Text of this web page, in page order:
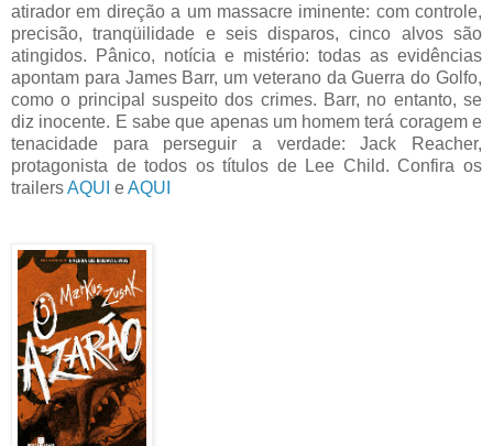
atirador em direção a um massacre iminente: com controle,
precisão, tranqüilidade e seis disparos, cinco alvos são
atingidos. Pânico, notícia e mistério: todas as evidências
apontam para James Barr, um veterano da Guerra do Golfo,
como o principal suspeito dos crimes. Barr, no entanto, se
diz inocente. E sabe que apenas um homem terá coragem e
tenacidade para perseguir a verdade: Jack Reacher,
protagonista de todos os títulos de Lee Child. Confira os
trailersAQUI eAQUI